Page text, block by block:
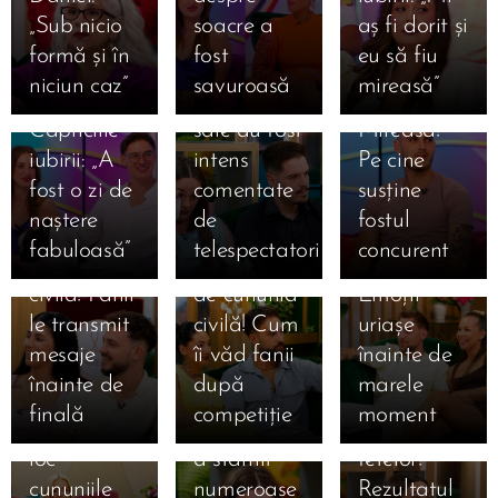
„Sub nicio
formă și în
niciun caz”
soacre a
fost
savuroasă
aș fi dorit și
eu să fiu
mireasă”
emoționantă
despre
Mihai la
Mireasa.
Capriciile
iubirii: „A
fost o zi de
naștere
fabuloasă”
mesaj dur
pentru
Claudia!
Declarațiile
sale au fost
intens
comentate
de
telespectatori
favoriții
pentru
marea
finală
Mireasa!
Pe cine
susține
fostul
concurent
15.07.2026
Amalia și
Sebastian,
la doar o zi
de cununia
civilă! Fanii
le transmit
mesaje
înainte de
finală
15.07.2026
Giulia și
Alexandru,
la un pas
de cununia
civilă! Cum
îi văd fanii
după
competiție
15.07.2026
Ema și
Alan, la o
zi de
cununia
civilă!
Emoții
uriașe
înainte de
marele
moment
15.07.2026
Simona
Gherghe
anunță
ediția
specială de
mâine! Au
loc
cununiile
15.07.2026
Claudia a
izbucnit în
lacrimi la
Mireasa!
Momentul
a stârnit
numeroase
15.07.2026
Claudia,
salvată
după ce a
ocupat
locul 3 în
topul
fetelor!
Rezultatul